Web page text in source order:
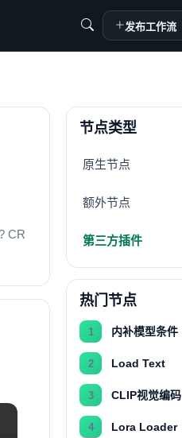
发布工作流
CR
节点类型
原生节点
额外节点
第三方插件
热门节点
1 内补模型条件
2 Load Text
3 CLIP视觉编码
4 Lora Loader